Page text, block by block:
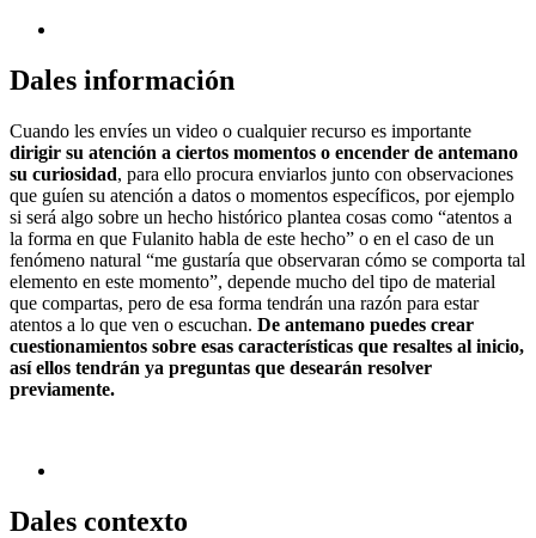
Dales información
Cuando les envíes un video o cualquier recurso es importante
dirigir su atención a ciertos momentos o encender de antemano
su curiosidad, para ello procura enviarlos junto con observaciones
que guíen su atención a datos o momentos específicos, por ejemplo
si será algo sobre un hecho histórico plantea cosas como “atentos a
la forma en que Fulanito habla de este hecho” o en el caso de un
fenómeno natural “me gustaría que observaran cómo se comporta tal
elemento en este momento”, depende mucho del tipo de material
que compartas, pero de esa forma tendrán una razón para estar
atentos a lo que ven o escuchan. De antemano puedes crear
cuestionamientos sobre esas características que resaltes al inicio,
así ellos tendrán ya preguntas que desearán resolver
previamente.
Dales contexto